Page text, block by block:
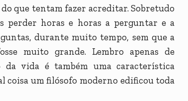
do que tentam fazer acreditar. Sobretudo
perder horas e horas a perguntar e a
durante muito tempo, sem que a
muito grande. Lembro apenas de
da vida é também uma característica
coisa um filósofo moderno edificou toda